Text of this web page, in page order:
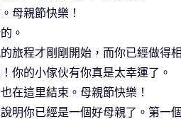
母親節快樂！
。
旅程才剛剛開始，而你已經做得
你的小傢伙有你真是太幸運了。
在這里結束。母親節快樂！
明你已經是一個好母親了。第一